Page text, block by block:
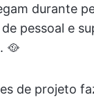
durante
pessoal e
🥘
de projeto